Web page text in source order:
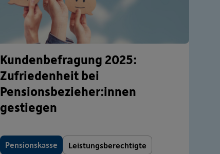
Kundenbefragung 2025:
Zufriedenheit bei
Pensionsbezieher:innen
gestiegen
Pensionskasse Leistungsberechtigte